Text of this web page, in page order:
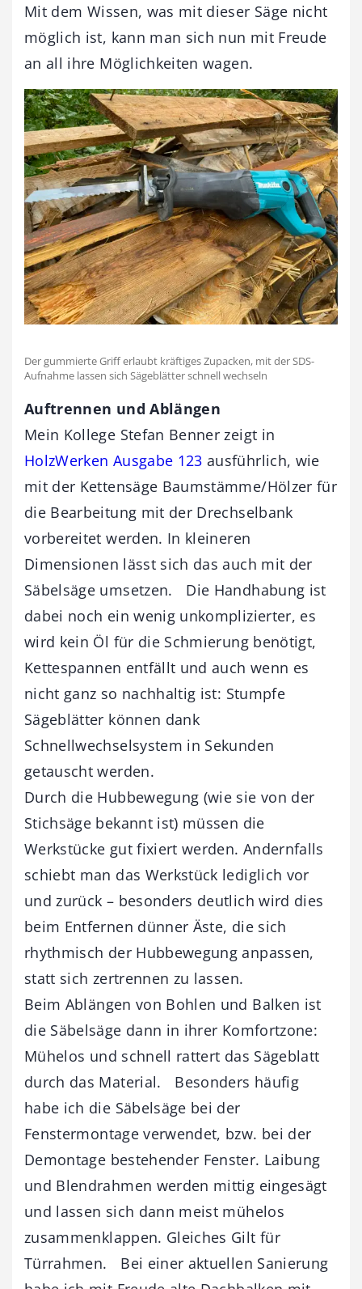
Mit dem Wissen, was mit dieser Säge nicht
möglich ist, kann man sich nun mit Freude
an all ihre Möglichkeiten wagen.
Der gummierte Griff erlaubt kräftiges Zupacken, mit der SDS-
Aufnahme lassen sich Sägeblätter schnell wechseln
Auftrennen und Ablängen
Mein Kollege Stefan Benner zeigt in
HolzWerken Ausgabe 123 ausführlich, wie
mit der Kettensäge Baumstämme/Hölzer für
die Bearbeitung mit der Drechselbank
vorbereitet werden. In kleineren
Dimensionen lässt sich das auch mit der
Säbelsäge umsetzen. Die Handhabung ist
dabei noch ein wenig unkomplizierter, es
wird kein Öl für die Schmierung benötigt,
Kettespannen entfällt und auch wenn es
nicht ganz so nachhaltig ist: Stumpfe
Sägeblätter können dank
Schnellwechselsystem in Sekunden
getauscht werden.
Durch die Hubbewegung (wie sie von der
Stichsäge bekannt ist) müssen die
Werkstücke gut fixiert werden. Andernfalls
schiebt man das Werkstück lediglich vor
und zurück – besonders deutlich wird dies
beim Entfernen dünner Äste, die sich
rhythmisch der Hubbewegung anpassen,
statt sich zertrennen zu lassen.
Beim Ablängen von Bohlen und Balken ist
die Säbelsäge dann in ihrer Komfortzone:
Mühelos und schnell rattert das Sägeblatt
durch das Material. Besonders häufig
habe ich die Säbelsäge bei der
Fenstermontage verwendet, bzw. bei der
Demontage bestehender Fenster. Laibung
und Blendrahmen werden mittig eingesägt
und lassen sich dann meist mühelos
zusammenklappen. Gleiches Gilt für
Türrahmen. Bei einer aktuellen Sanierung